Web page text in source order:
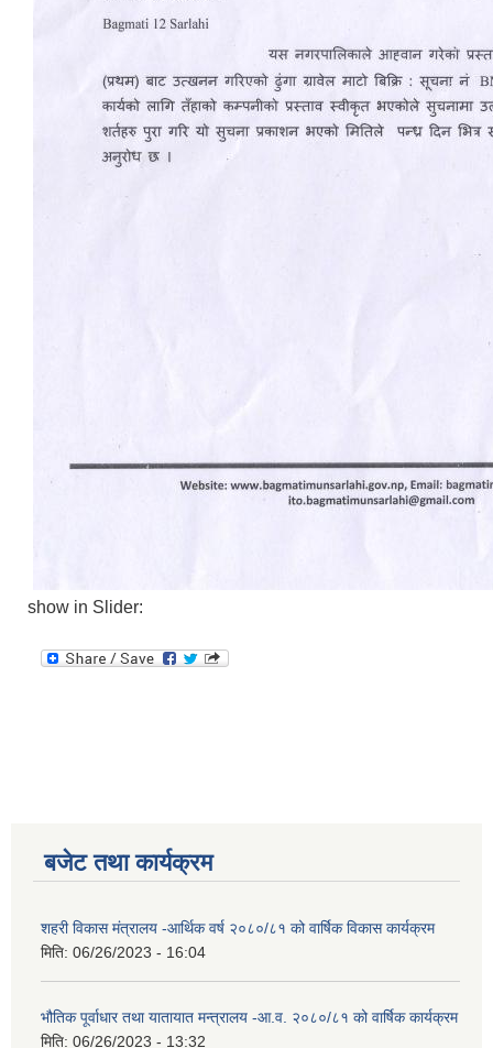
show in Slider:
बजेट तथा कार्यक्रम
शहरी विकास मंत्रालय -आर्थिक वर्ष २०८०/८१ को वार्षिक विकास कार्यक्रम
मिति: 06/26/2023 - 16:04
भौतिक पूर्वाधार तथा यातायात मन्त्रालय -आ.व. २०८०/८१ को वार्षिक कार्यक्रम
मिति: 06/26/2023 - 13:32